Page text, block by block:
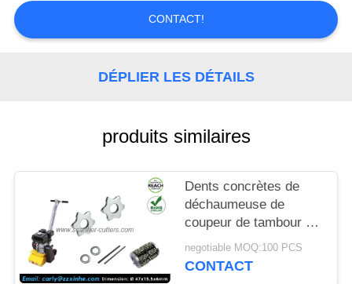
NOUS
AFFAIRES
DEMANDEZ
UN DEVIS
CONTACT!
DÉPLIER LES DÉTAILS
produits similaires
Dents concrètes de
déchaumeuse de
coupeur de tambour de
carbure de tungstène
de pièces de
negotiable MOQ:100 PCS
CONTACT